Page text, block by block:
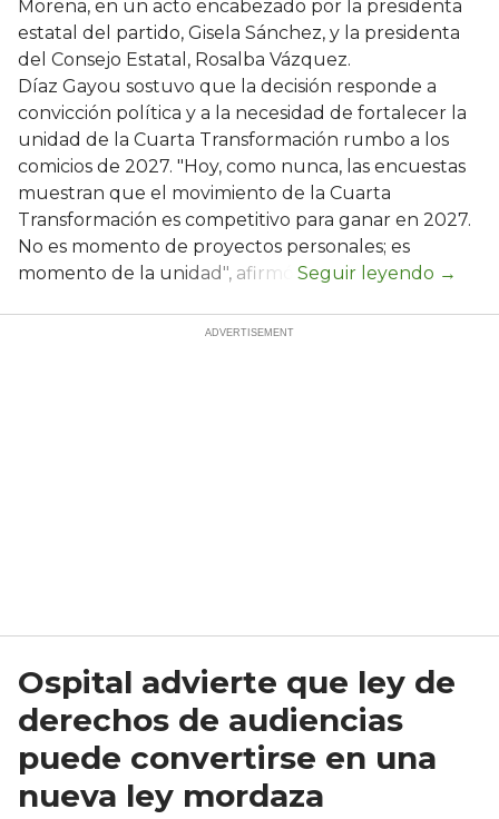
Morena, en un acto encabezado por la presidenta
estatal del partido, Gisela Sánchez, y la presidenta
del Consejo Estatal, Rosalba Vázquez.
Díaz Gayou sostuvo que la decisión responde a
convicción política y a la necesidad de fortalecer la
unidad de la Cuarta Transformación rumbo a los
comicios de 2027. "Hoy, como nunca, las encuestas
muestran que el movimiento de la Cuarta
Transformación es competitivo para ganar en 2027.
No es momento de proyectos personales; es
momento de la unidad", afirmó.
Ospital advierte que ley de
derechos de audiencias
puede convertirse en una
nueva ley mordaza